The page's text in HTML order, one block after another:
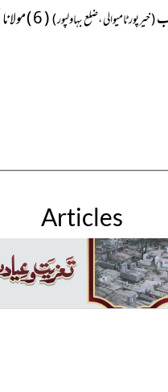
( خیرپور ٹامیوالی ، ضلع بہاولپور )( 6 ) مولانا حکیم محمد اجمل نقشبندی صاحب
Articles